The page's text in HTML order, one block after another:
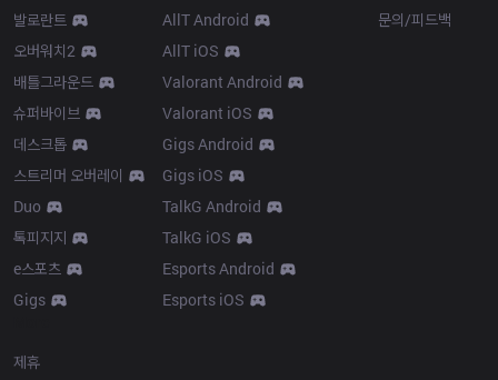
발로란트
오버워치2
배틀그라운드
슈퍼바이브
데스크톱
스트리머 오버레이
Duo
톡피지지
e스포츠
Gigs
AllT Android
AllT iOS
Valorant Android
Valorant iOS
Gigs Android
Gigs iOS
TalkG Android
TalkG iOS
Esports Android
Esports iOS
문의/피드백
제휴